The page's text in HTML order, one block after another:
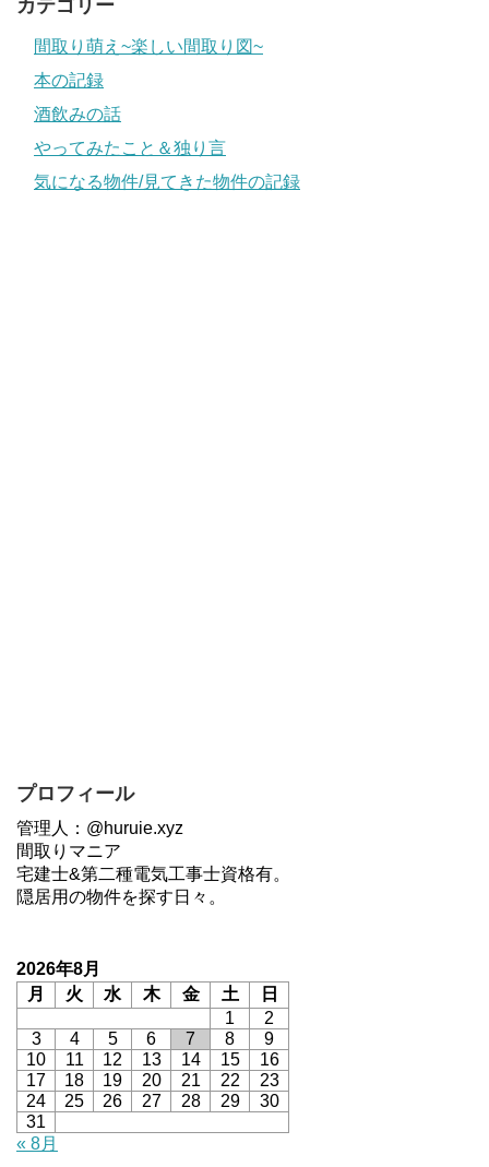
カテゴリー
間取り萌え~楽しい間取り図~
本の記録
酒飲みの話
やってみたこと＆独り言
気になる物件/見てきた物件の記録
プロフィール
管理人：@huruie.xyz
間取りマニア
宅建士&第二種電気工事士資格有。
隠居用の物件を探す日々。
2026年8月
月
火 水 木 金 土
日
1
2
3
4 5 6 7 8
9
10
11 12 13 14 15
16
17
18 19 20 21 22
23
24
25 26 27 28 29
30
31
« 8月